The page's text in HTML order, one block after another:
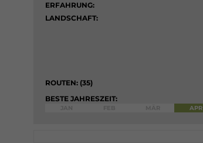
ERFAHRUNG:
LANDSCHAFT:
ROUTEN: (35)
BESTE JAHRESZEIT:
APR